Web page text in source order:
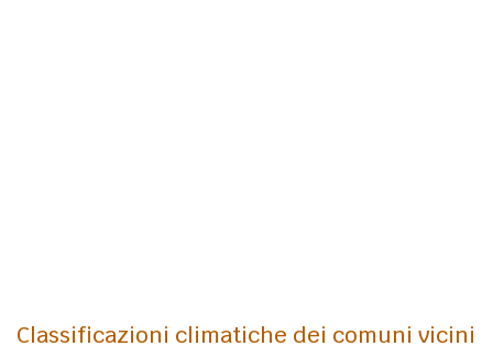
Classificazioni climatiche dei comuni vicini